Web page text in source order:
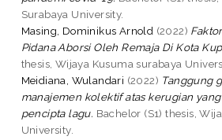
Surabaya University.
Masing, Dominikus Arnold (2022)
Pidana Aborsi Oleh Remaja Di Kota
thesis, Wijaya Kusuma surabaya
Meidiana, Wulandari (2022) Tanggung
manajemen kolektif atas kerugian
pencipta lagu. Bachelor (S1) thesis,
University.